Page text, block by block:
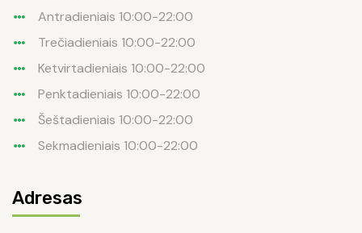
Antradieniais 10:00-22:00
Trečiadieniais 10:00-22:00
Ketvirtadieniais 10:00-22:00
Penktadieniais 10:00-22:00
Šeštadieniais 10:00-22:00
Sekmadieniais 10:00-22:00
Adresas